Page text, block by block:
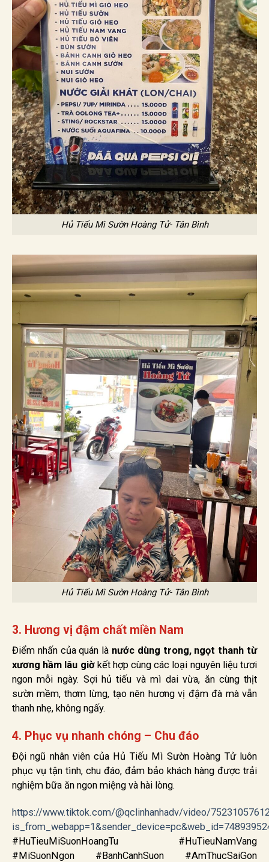
Hủ Tiếu Mì Sườn Hoàng Tử- Tân Bình
Hủ Tiếu Mì Sườn Hoàng Tử- Tân Bình
3. Hương vị đậm chất miền Nam
Điểm nhấn của quán là nước dùng trong, ngọt thanh từ
xương hầm lâu giờkết hợp cùng các loại nguyên liệu tươi
ngon mỗi ngày. Sợi hủ tiếu và mì dai vừa, ăn cùng thịt
sườn mềm, thơm lừng, tạo nên hương vị đậm đà mà vẫn
thanh nhẹ, không ngấy.
4. Phục vụ nhanh chóng – Chu đáo
Đội ngũ nhân viên của Hủ Tiếu Mì Sườn Hoàng Tử luôn
phục vụ tận tình, chu đáo, đảm bảo khách hàng được trải
nghiệm bữa ăn ngon miệng và hài lòng.
https://www.tiktok.com/@qclinhanhadv/video/
#HuTieuMiSuonHoangTu #HuTieuNamVang
#MiSuonNgon #BanhCanhSuon #AmThucSaiGon